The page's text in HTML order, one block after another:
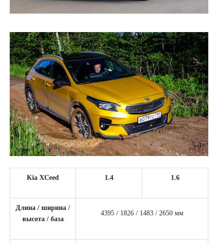
Kia XCeed 1.4 1.6
Длина / ширина /
высота / база
4395 / 1826 / 1483 / 2650 мм